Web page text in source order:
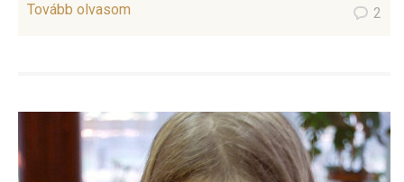
Tovább olvasom 2